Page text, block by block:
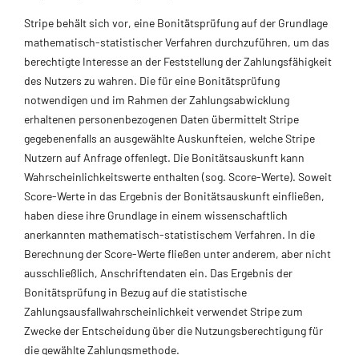
Stripe behält sich vor, eine Bonitätsprüfung auf der Grundlage
mathematisch-statistischer Verfahren durchzuführen, um das
berechtigte Interesse an der Feststellung der Zahlungsfähigkeit
des Nutzers zu wahren. Die für eine Bonitätsprüfung
notwendigen und im Rahmen der Zahlungsabwicklung
erhaltenen personenbezogenen Daten übermittelt Stripe
gegebenenfalls an ausgewählte Auskunfteien, welche Stripe
Nutzern auf Anfrage offenlegt. Die Bonitätsauskunft kann
Wahrscheinlichkeitswerte enthalten (sog. Score-Werte). Soweit
Score-Werte in das Ergebnis der Bonitätsauskunft einfließen,
haben diese ihre Grundlage in einem wissenschaftlich
anerkannten mathematisch-statistischem Verfahren. In die
Berechnung der Score-Werte fließen unter anderem, aber nicht
ausschließlich, Anschriftendaten ein. Das Ergebnis der
Bonitätsprüfung in Bezug auf die statistische
Zahlungsausfallwahrscheinlichkeit verwendet Stripe zum
Zwecke der Entscheidung über die Nutzungsberechtigung für
die gewählte Zahlungsmethode.